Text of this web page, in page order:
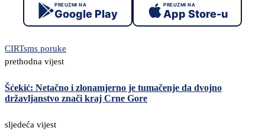
PREUZMI NA
Google Play
PREUZMI NA
App Store-u
CIRTsms poruke
prethodna vijest
Šćekić: Netačno i zlonamjerno je tumačenje da dvojno
državljanstvo znači kraj Crne Gore
sljedeća vijest